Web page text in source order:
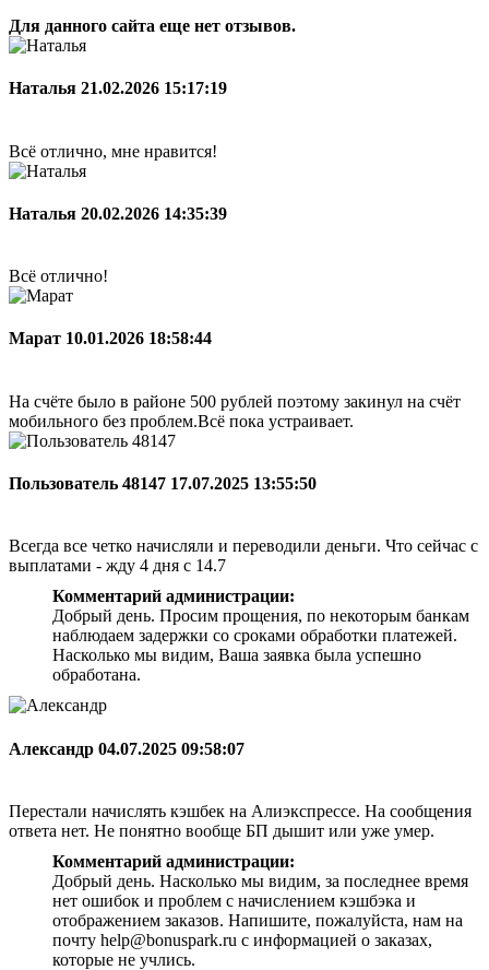
Для данного сайта еще нет отзывов.
Наталья 21.02.2026 15:17:19
Всё отлично, мне нравится!
Наталья 20.02.2026 14:35:39
Всё отлично!
Марат 10.01.2026 18:58:44
На счёте было в районе 500 рублей поэтому закинул на счёт
мобильного без проблем.Всё пока устраивает.
Пользователь 48147 17.07.2025 13:55:50
Всегда все четко начисляли и переводили деньги. Что сейчас с
выплатами - жду 4 дня с 14.7
Комментарий администрации:
Добрый день. Просим прощения, по некоторым банкам
наблюдаем задержки со сроками обработки платежей.
Насколько мы видим, Ваша заявка была успешно
обработана.
Александр 04.07.2025 09:58:07
Перестали начислять кэшбек на Алиэкспрессе. На сообщения
ответа нет. Не понятно вообще БП дышит или уже умер.
Комментарий администрации:
Добрый день. Насколько мы видим, за последнее время
нет ошибок и проблем с начислением кэшбэка и
отображением заказов. Напишите, пожалуйста, нам на
почту help@bonuspark.ru с информацией о заказах,
которые не учлись.